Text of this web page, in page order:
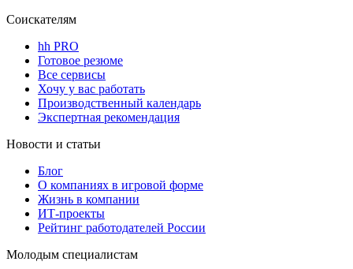
Соискателям
hh PRO
Готовое резюме
Все сервисы
Хочу у вас работать
Производственный календарь
Экспертная рекомендация
Новости и статьи
Блог
О компаниях в игровой форме
Жизнь в компании
ИТ-проекты
Рейтинг работодателей России
Молодым специалистам